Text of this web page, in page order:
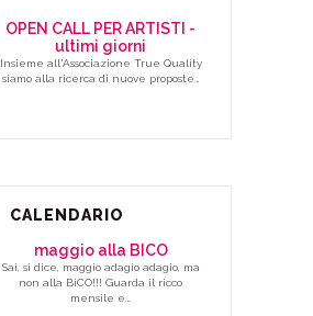
OPEN CALL PER ARTISTI -
ultimi giorni
Insieme all'Associazione True Quality
siamo alla ricerca di nuove proposte…
CALENDARIO
maggio alla BICO
Sai, si dice, maggio adagio adagio, ma
non alla BiCO!!! Guarda il ricco
mensile e…